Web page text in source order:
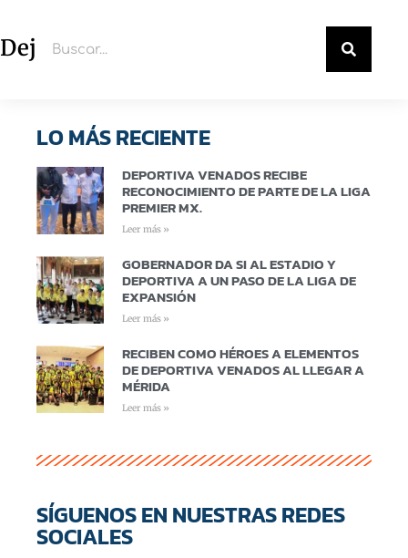
Deja un comentario
LO MÁS RECIENTE
DEPORTIVA VENADOS RECIBE
RECONOCIMIENTO DE PARTE DE LA LIGA
PREMIER MX.
Leer más »
GOBERNADOR DA SI AL ESTADIO Y
DEPORTIVA A UN PASO DE LA LIGA DE
EXPANSIÓN
Leer más »
RECIBEN COMO HÉROES A ELEMENTOS
DE DEPORTIVA VENADOS AL LLEGAR A
MÉRIDA
Leer más »
SÍGUENOS EN NUESTRAS REDES
SOCIALES